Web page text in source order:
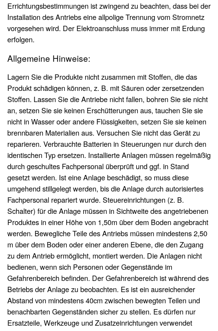
Errichtungsbestimmungen ist zwingend zu beachten, dass bei der
Installation des Antriebs eine allpolige Trennung vom Stromnetz
vorgesehen wird. Der Elektroanschluss muss immer mit Erdung
erfolgen.
Allgemeine Hinweise:
Lagern Sie die Produkte nicht zusammen mit Stoffen, die das
Produkt schädigen können, z. B. mit Säuren oder zersetzenden
Stoffen. Lassen Sie die Antriebe nicht fallen, bohren Sie sie nicht
an, setzen Sie sie keinen Erschütterungen aus, tauchen Sie sie
nicht in Wasser oder andere Flüssigkeiten, setzen Sie sie keinen
brennbaren Materialien aus. Versuchen Sie nicht das Gerät zu
reparieren. Verbrauchte Batterien in Steuerungen nur durch den
identischen Typ ersetzen. Installierte Anlagen müssen regelmäßig
durch geschultes Fachpersonal überprüft und ggf. in Stand
gesetzt werden. Ist eine Anlage beschädigt, so muss diese
umgehend stillgelegt werden, bis die Anlage durch autorisiertes
Fachpersonal repariert wurde. Steuereinrichtungen (z. B.
Schalter) für die Anlage müssen in Sichtweite des angetriebenen
Produktes in einer Höhe von 1,50m über dem Boden angebracht
werden. Bewegliche Teile des Antriebs müssen mindestens 2,50
m über dem Boden oder einer anderen Ebene, die den Zugang
zu dem Antrieb ermöglicht, montiert werden. Die Anlagen nicht
bedienen, wenn sich Personen oder Gegenstände im
Gefahrenbereich befinden. Der Gefahrenbereich ist während des
Betriebs der Anlage zu beobachten. Es ist ein ausreichender
Abstand von mindestens 40cm zwischen bewegten Teilen und
benachbarten Gegenständen sicher zu stellen. Es dürfen nur
Ersatzteile, Werkzeuge und Zusatzeinrichtungen verwendet